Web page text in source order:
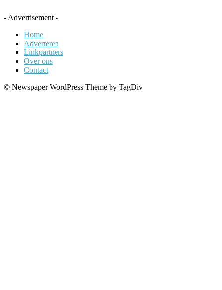
- Advertisement -
Home
Adverteren
Linkpartners
Over ons
Contact
© Newspaper WordPress Theme by TagDiv